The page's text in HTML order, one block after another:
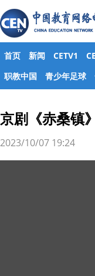
首页 新闻 CETV1
职教中国
青少年足球
京剧《赤桑镇
2023/10/07 19:24